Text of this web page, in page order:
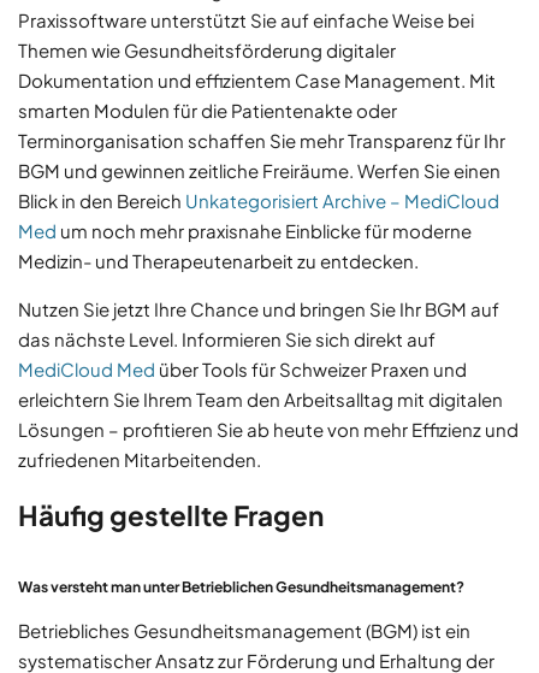
Praxissoftware unterstützt Sie auf einfache Weise bei
Themen wie Gesundheitsförderung digitaler
Dokumentation und effizientem Case Management. Mit
smarten Modulen für die Patientenakte oder
Terminorganisation schaffen Sie mehr Transparenz für Ihr
BGM und gewinnen zeitliche Freiräume. Werfen Sie einen
Blick in den Bereich Unkategorisiert Archive – MediCloud
Med um noch mehr praxisnahe Einblicke für moderne
Medizin- und Therapeutenarbeit zu entdecken.
Nutzen Sie jetzt Ihre Chance und bringen Sie Ihr BGM auf
das nächste Level. Informieren Sie sich direkt auf
MediCloud Med über Tools für Schweizer Praxen und
erleichtern Sie Ihrem Team den Arbeitsalltag mit digitalen
Lösungen – profitieren Sie ab heute von mehr Effizienz und
zufriedenen Mitarbeitenden.
Häufig gestellte Fragen
Was versteht man unter Betrieblichen Gesundheitsmanagement?
Betriebliches Gesundheitsmanagement (BGM) ist ein
systematischer Ansatz zur Förderung und Erhaltung der